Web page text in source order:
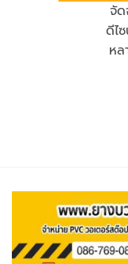
จั
ดีไ
หล